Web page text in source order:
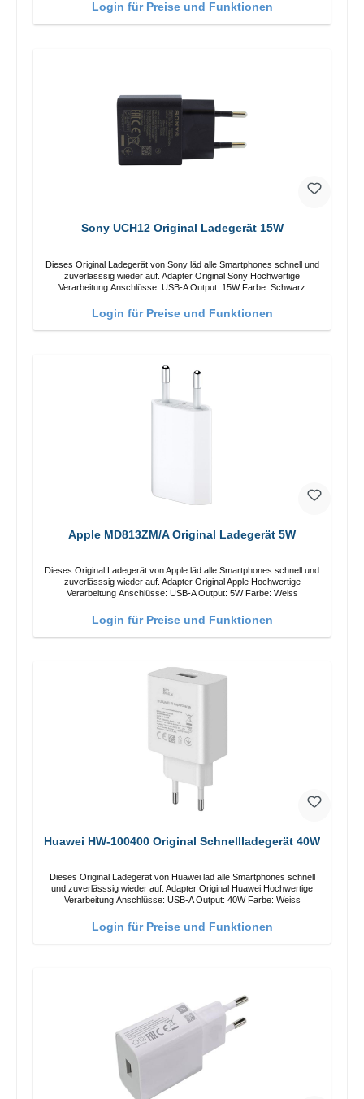
Login für Preise und Funktionen
Sony UCH12 Original Ladegerät 15W
Dieses Original Ladegerät von Sony läd alle Smartphones schnell und
zuverlässsig wieder auf. Adapter Original Sony Hochwertige
Verarbeitung Anschlüsse: USB-A Output: 15W Farbe: Schwarz
Login für Preise und Funktionen
Apple MD813ZM/A Original Ladegerät 5W
Dieses Original Ladegerät von Apple läd alle Smartphones schnell und
zuverlässsig wieder auf. Adapter Original Apple Hochwertige
Verarbeitung Anschlüsse: USB-A Output: 5W Farbe: Weiss
Login für Preise und Funktionen
Huawei HW-100400 Original Schnellladegerät 40W
Dieses Original Ladegerät von Huawei läd alle Smartphones schnell
und zuverlässsig wieder auf. Adapter Original Huawei Hochwertige
Verarbeitung Anschlüsse: USB-A Output: 40W Farbe: Weiss
Login für Preise und Funktionen